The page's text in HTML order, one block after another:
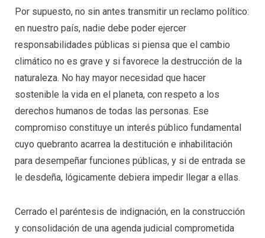
Por supuesto, no sin antes transmitir un reclamo político:
en nuestro país, nadie debe poder ejercer
responsabilidades públicas si piensa que el cambio
climático no es grave y si favorece la destrucción de la
naturaleza. No hay mayor necesidad que hacer
sostenible la vida en el planeta, con respeto a los
derechos humanos de todas las personas. Ese
compromiso constituye un interés público fundamental
cuyo quebranto acarrea la destitución e inhabilitación
para desempeñar funciones públicas, y si de entrada se
le desdeña, lógicamente debiera impedir llegar a ellas.
Cerrado el paréntesis de indignación, en la construcción
y consolidación de una agenda judicial comprometida